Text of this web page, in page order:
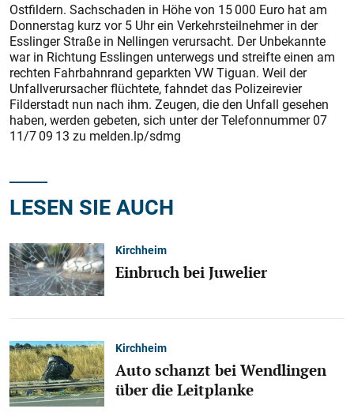
Ostfildern. Sachschaden in Höhe von 15 000 Euro hat am
Donnerstag kurz vor 5 Uhr ein Verkehrsteilnehmer in der
Esslinger Straße in Nellingen verursacht. Der Unbekannte
war in Richtung Esslingen unterwegs und streifte einen am
rechten Fahrbahnrand geparkten VW Tiguan. Weil der
Unfallverursacher flüchtete, fahndet das Polizeirevier
Filderstadt nun nach ihm. Zeugen, die den Unfall gesehen
haben, werden gebeten, sich unter der Telefonnummer 07
11/7 09 13 zu melden.lp/sdmg
LESEN SIE AUCH
Kirchheim
Einbruch bei Juwelier
Kirchheim
Auto schanzt bei Wendlingen
über die Leitplanke